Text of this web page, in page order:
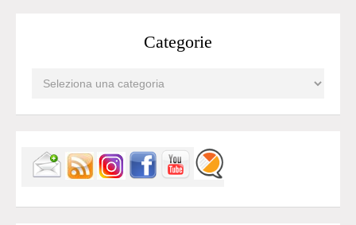
Categorie